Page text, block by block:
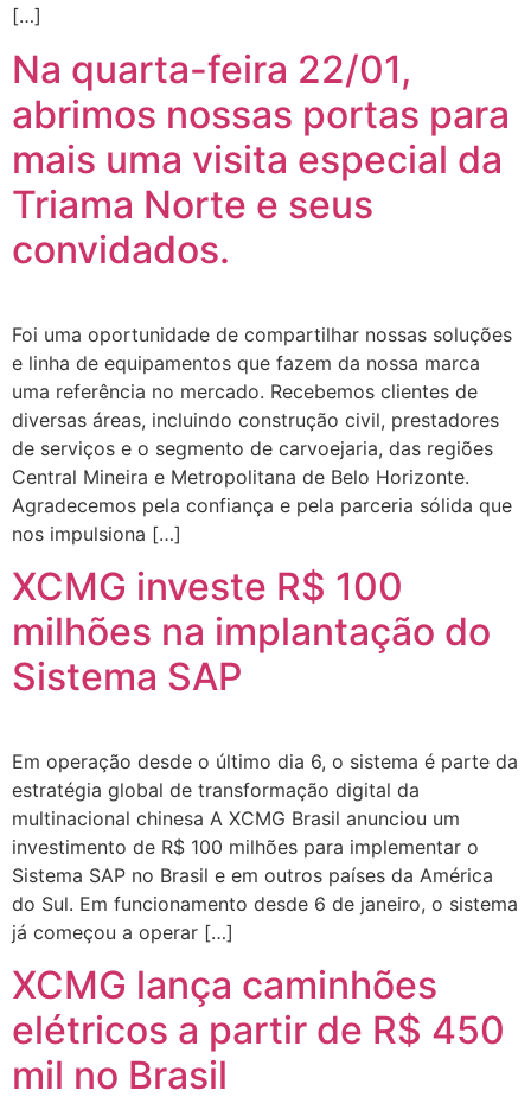
[…]
Na quarta-feira 22/01,
abrimos nossas portas para
mais uma visita especial da
Triama Norte e seus
convidados.
Foi uma oportunidade de compartilhar nossas soluções
e linha de equipamentos que fazem da nossa marca
uma referência no mercado. Recebemos clientes de
diversas áreas, incluindo construção civil, prestadores
de serviços e o segmento de carvoejaria, das regiões
Central Mineira e Metropolitana de Belo Horizonte.
Agradecemos pela confiança e pela parceria sólida que
nos impulsiona […]
XCMG investe R$ 100
milhões na implantação do
Sistema SAP
Em operação desde o último dia 6, o sistema é parte da
estratégia global de transformação digital da
multinacional chinesa A XCMG Brasil anunciou um
investimento de R$ 100 milhões para implementar o
Sistema SAP no Brasil e em outros países da América
do Sul. Em funcionamento desde 6 de janeiro, o sistema
já começou a operar […]
XCMG lança caminhões
elétricos a partir de R$ 450
mil no Brasil